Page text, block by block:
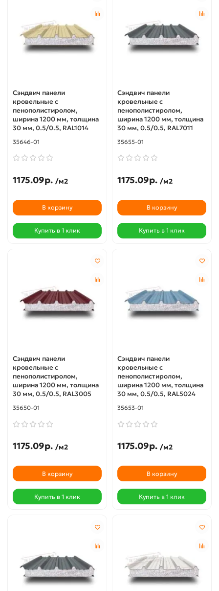
Сэндвич панели
кровельные с
пенополистиролом,
ширина 1200 мм, толщина
30 мм, 0.5/0.5, RAL1014
35646-01
1175.09р. /м2
В корзину
Купить в 1 клик
Сэндвич панели
кровельные с
пенополистиролом,
ширина 1200 мм, толщина
30 мм, 0.5/0.5, RAL7011
35655-01
1175.09р. /м2
В корзину
Купить в 1 клик
Сэндвич панели
кровельные с
пенополистиролом,
ширина 1200 мм, толщина
30 мм, 0.5/0.5, RAL3005
35650-01
1175.09р. /м2
В корзину
Купить в 1 клик
Сэндвич панели
кровельные с
пенополистиролом,
ширина 1200 мм, толщина
30 мм, 0.5/0.5, RAL5024
35653-01
1175.09р. /м2
В корзину
Купить в 1 клик